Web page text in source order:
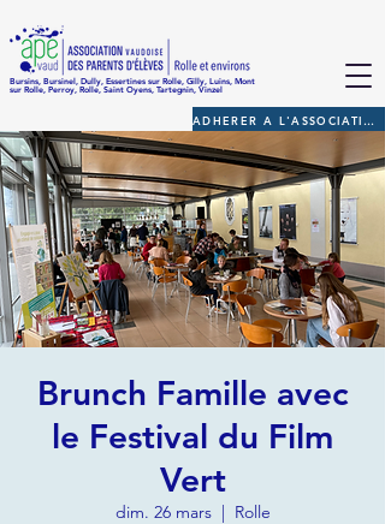
Bursins, Bursinel, Dully, Essertines sur Rolle, Gilly, Luins, Mont
sur Rolle, Perroy, Rolle, Saint Oyens, Tartegnin, Vinzel
ADHERER A L'ASSOCIATION
Brunch Famille avec
le Festival du Film
Vert
dim. 26 mars
  |
Rolle